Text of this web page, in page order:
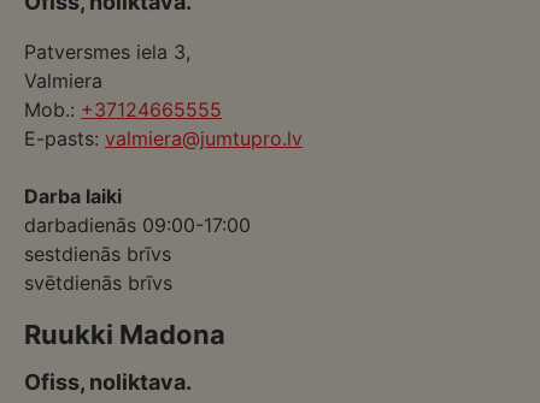
Patversmes iela 3,
Valmiera
Mob.: +37124665555
E-pasts: valmiera@jumtupro.lv
Darba laiki
darbadienās 09:00-17:00
sestdienās brīvs
svētdienās brīvs
Ruukki Madona
Ofiss, noliktava.